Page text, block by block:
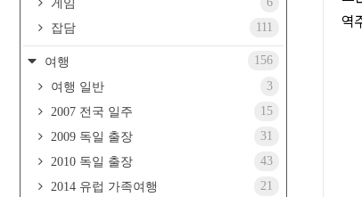
게임
잡담
111
여행
156
여행 일반
3
2007 전국 일주
15
2009 독일 출장
31
2010 독일 출장
43
2014 유럽 가족여행
21